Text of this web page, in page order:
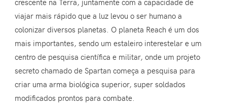
crescente na Terra, juntamente com a capacidade de
viajar mais rápido que a luz levou o ser humano a
colonizar diversos planetas. O planeta Reach é um dos
mais importantes, sendo um estaleiro interestelar e um
centro de pesquisa científica e militar, onde um projeto
secreto chamado de Spartan começa a pesquisa para
criar uma arma biológica superior, super soldados
modificados prontos para combate.